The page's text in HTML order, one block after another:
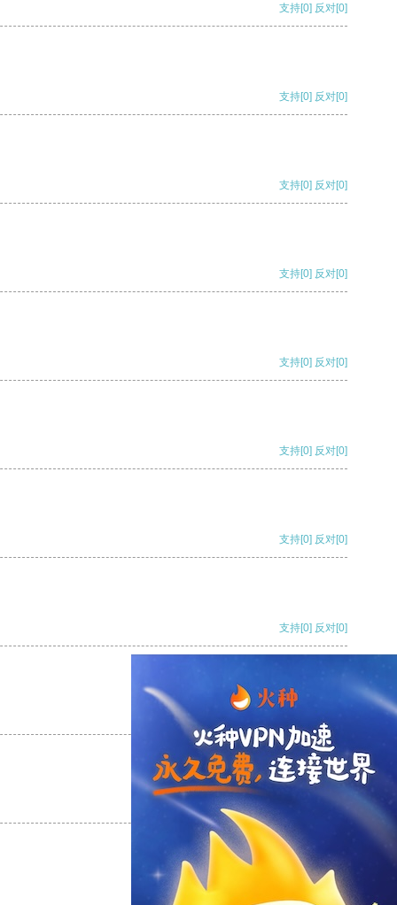
支持[0] 反对[0]
支持[0] 反对[0]
支持[0] 反对[0]
支持[0] 反对[0]
支持[0] 反对[0]
支持[0] 反对[0]
支持[0] 反对[0]
支持[0] 反对[0]
反对
反对[0]